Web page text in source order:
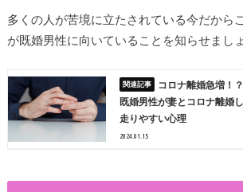
多くの人が苦境に立たされている今だから
が既婚男性に向いていることを知らせましょ
コロナ離婚急増！
既婚男性が妻とコロナ離婚
走りやすい心理
2024.01.15